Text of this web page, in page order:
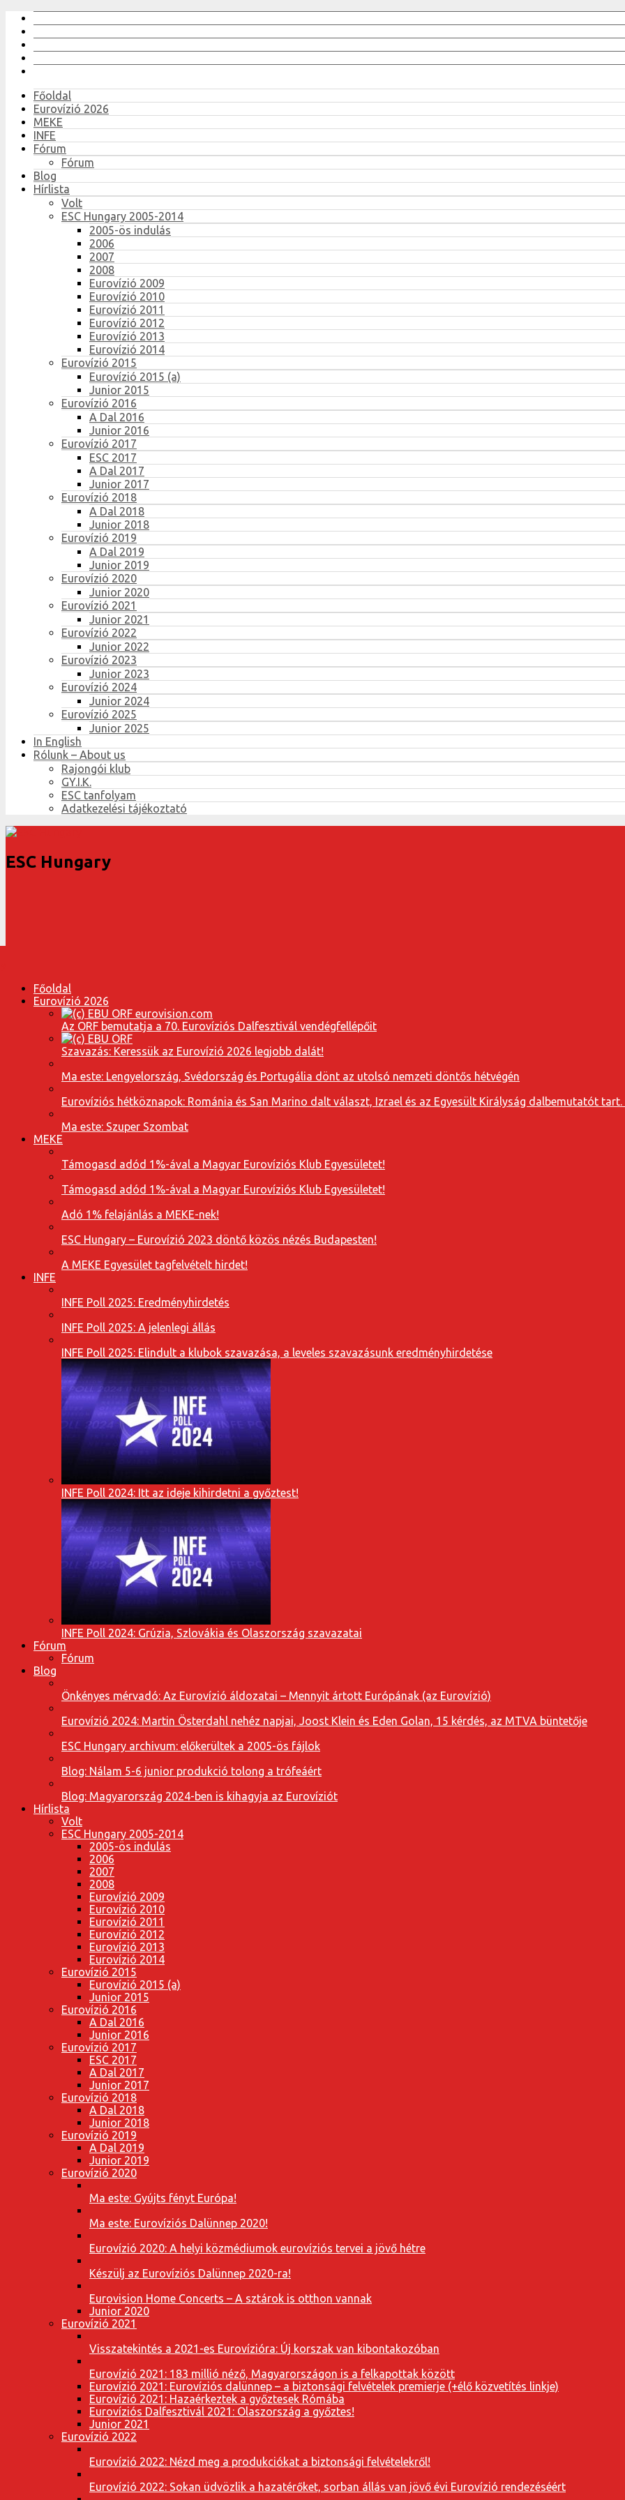
Főoldal
Eurovízió 2026
MEKE
INFE
Fórum
Fórum
Blog
Hírlista
Volt
ESC Hungary 2005-2014
2005-ös indulás
2006
2007
2008
Eurovízió 2009
Eurovízió 2010
Eurovízió 2011
Eurovízió 2012
Eurovízió 2013
Eurovízió 2014
Eurovízió 2015
Eurovízió 2015 (a)
Junior 2015
Eurovízió 2016
A Dal 2016
Junior 2016
Eurovízió 2017
ESC 2017
A Dal 2017
Junior 2017
Eurovízió 2018
A Dal 2018
Junior 2018
Eurovízió 2019
A Dal 2019
Junior 2019
Eurovízió 2020
Junior 2020
Eurovízió 2021
Junior 2021
Eurovízió 2022
Junior 2022
Eurovízió 2023
Junior 2023
Eurovízió 2024
Junior 2024
Eurovízió 2025
Junior 2025
In English
Rólunk – About us
Rajongói klub
GY.I.K.
ESC tanfolyam
Adatkezelési tájékoztató
ESC Hungary
Főoldal
Eurovízió 2026
Az ORF bemutatja a 70. Eurovíziós Dalfesztivál vendégfellépőit
Szavazás: Keressük az Eurovízió 2026 legjobb dalát!
Ma este: Lengyelország, Svédország és Portugália dönt az utolsó nemzeti döntős hétvégén
Eurovíziós hétköznapok: Románia és San Marino dalt választ, Izrael és az Egyesült Királyság dalbemutatót tart.
Ma este: Szuper Szombat
MEKE
Támogasd adód 1%-ával a Magyar Eurovíziós Klub Egyesületet!
Támogasd adód 1%-ával a Magyar Eurovíziós Klub Egyesületet!
Adó 1% felajánlás a MEKE-nek!
ESC Hungary – Eurovízió 2023 döntő közös nézés Budapesten!
A MEKE Egyesület tagfelvételt hirdet!
INFE
INFE Poll 2025: Eredményhirdetés
INFE Poll 2025: A jelenlegi állás
INFE Poll 2025: Elindult a klubok szavazása, a leveles szavazásunk eredményhirdetése
INFE Poll 2024: Itt az ideje kihirdetni a győztest!
INFE Poll 2024: Grúzia, Szlovákia és Olaszország szavazatai
Fórum
Fórum
Blog
Önkényes mérvadó: Az Eurovízió áldozatai – Mennyit ártott Európának (az Eurovízió)
Eurovízió 2024: Martin Österdahl nehéz napjai, Joost Klein és Eden Golan, 15 kérdés, az MTVA büntetője
ESC Hungary archivum: előkerültek a 2005-ös fájlok
Blog: Nálam 5-6 junior produkció tolong a trófeáért
Blog: Magyarország 2024-ben is kihagyja az Eurovíziót
Hírlista
Volt
ESC Hungary 2005-2014
2005-ös indulás
2006
2007
2008
Eurovízió 2009
Eurovízió 2010
Eurovízió 2011
Eurovízió 2012
Eurovízió 2013
Eurovízió 2014
Eurovízió 2015
Eurovízió 2015 (a)
Junior 2015
Eurovízió 2016
A Dal 2016
Junior 2016
Eurovízió 2017
ESC 2017
A Dal 2017
Junior 2017
Eurovízió 2018
A Dal 2018
Junior 2018
Eurovízió 2019
A Dal 2019
Junior 2019
Eurovízió 2020
Ma este: Gyújts fényt Európa!
Ma este: Eurovíziós Dalünnep 2020!
Eurovízió 2020: A helyi közmédiumok eurovíziós tervei a jövő hétre
Készülj az Eurovíziós Dalünnep 2020-ra!
Eurovision Home Concerts – A sztárok is otthon vannak
Junior 2020
Eurovízió 2021
Visszatekintés a 2021-es Eurovízióra: Új korszak van kibontakozóban
Eurovízió 2021: 183 millió néző, Magyarországon is a felkapottak között
Eurovízió 2021: Eurovíziós dalünnep – a biztonsági felvételek premierje (+élő közvetítés linkje)
Eurovízió 2021: Hazaérkeztek a győztesek Rómába
Eurovíziós Dalfesztivál 2021: Olaszország a győztes!
Junior 2021
Eurovízió 2022
Eurovízió 2022: Nézd meg a produkciókat a biztonsági felvételekről!
Eurovízió 2022: Sokan üdvözlik a hazatérőket, sorban állás van jövő évi Eurovízió rendezéséért